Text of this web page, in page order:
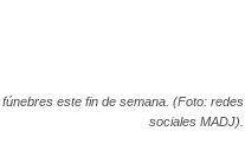
este fin de semana. (Foto: redes
sociales MADJ).